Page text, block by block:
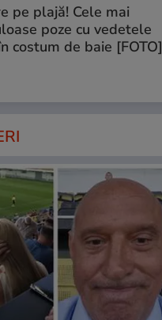
pe plajă! Cele mai
poze cu vedetele
costum de baie [FOTO]